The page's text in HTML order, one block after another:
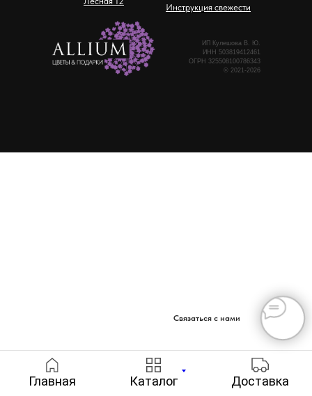
Главная Каталог Доставка
Связаться с нами
ИП Кулешова В. Ю.
ИНН 503819412461
ОГРН 325508100786343
© 2021-2026
Инструкция свежести